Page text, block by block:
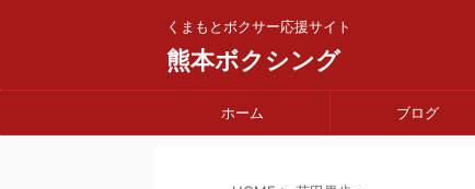
くまもとボクサー応援サイト
熊本ボクシング
ホーム ブログ